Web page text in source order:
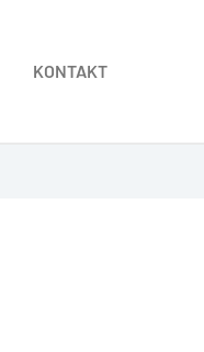
KONTAKT